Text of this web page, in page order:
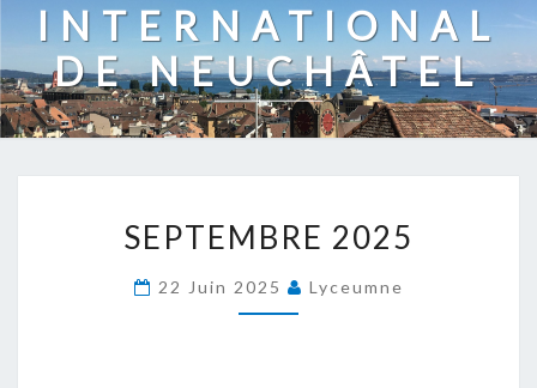
INTERNATIONAL
DE NEUCHÂTEL
2025
SEPTEMBRE 2025
22 Juin 2025 Lyceumne